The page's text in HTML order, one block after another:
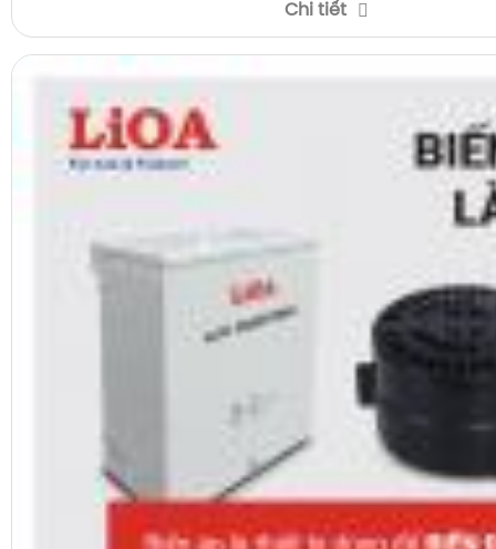
Chi tiết